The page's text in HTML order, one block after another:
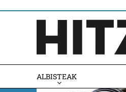
ALBISTEAK